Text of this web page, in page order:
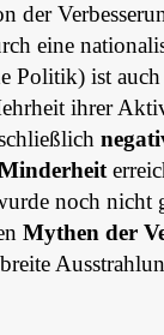
der
eine
Politik) ist auch
ihrer
noch nicht
Mythen der